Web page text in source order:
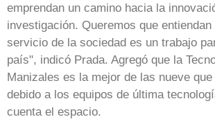
emprendan un camino hacia la
investigación. Queremos que
servicio de la sociedad es un trabajo
país", indicó Prada. Agregó que la
Manizales es la mejor de las nueve
debido a los equipos de última
cuenta el espacio.